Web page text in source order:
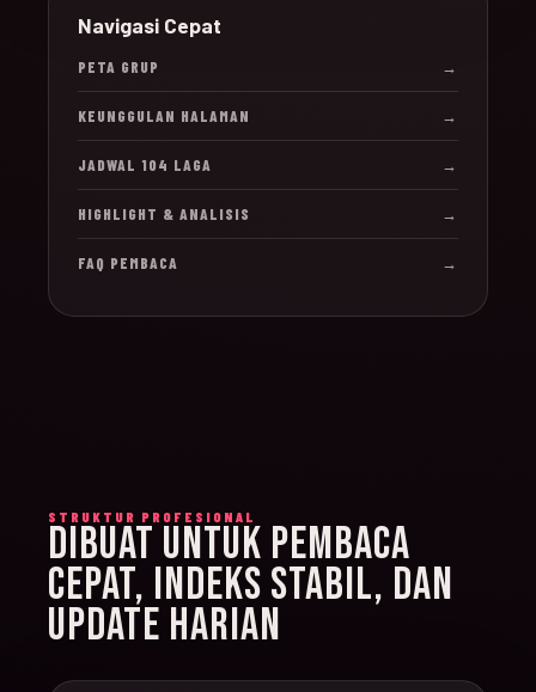
Navigasi Cepat
PETA GRUP →
KEUNGGULAN HALAMAN →
JADWAL 104 LAGA →
HIGHLIGHT & ANALISIS →
FAQ PEMBACA →
STRUKTUR PROFESIONAL
DIBUAT UNTUK PEMBACA
CEPAT, INDEKS STABIL, DAN
UPDATE HARIAN